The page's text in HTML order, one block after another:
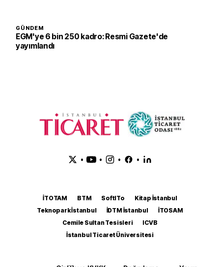
GÜNDEM
EGM'ye 6 bin 250 kadro: Resmi Gazete'de
yayımlandı
• • • •
İTOTAM BTM SoftITo
Kitap İstanbul
Teknopark İstanbul
İDTM İstanbul
İTOSAM
Cemile Sultan Tesisleri
ICVB
İstanbul Ticaret Üniversitesi